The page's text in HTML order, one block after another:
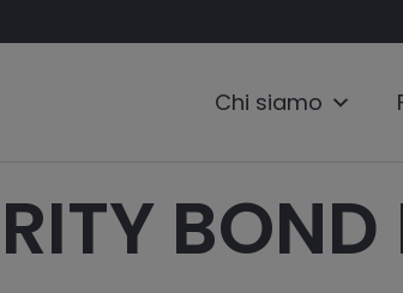
Chi siamo
BOND